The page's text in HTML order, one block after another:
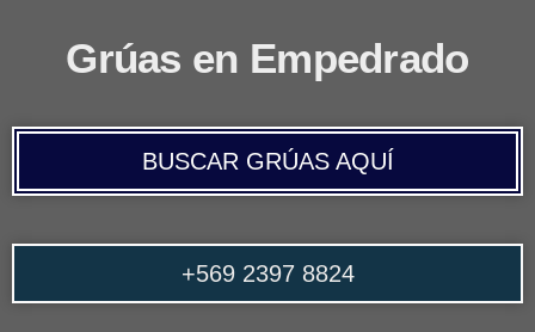
Grúas en Empedrado
BUSCAR GRÚAS AQUÍ
+569 2397 8824